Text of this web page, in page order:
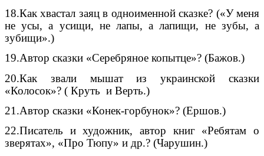
18.Как хвастал заяц в одноименной сказке? («У меня
не усы, а усищи, не лапы, а лапищи, не зубы, а
зубищи».)
19.Автор сказки «Серебряное копытце»? (Бажов.)
20.Как звали мышат из украинской сказки
«Колосок»? ( Круть и Верть.)
21.Автор сказки «Конек-горбунок»? (Ершов.)
22.Писатель и художник, автор книг «Ребятам о
зверятах», «Про Тюпу» и др.? (Чарушин.)